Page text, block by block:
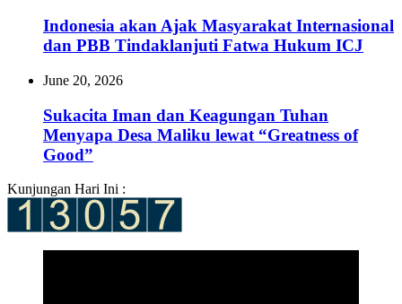
Indonesia akan Ajak Masyarakat Internasional
dan PBB Tindaklanjuti Fatwa Hukum ICJ
June 20, 2026
Sukacita Iman dan Keagungan Tuhan
Menyapa Desa Maliku lewat “Greatness of
Good”
Kunjungan Hari Ini :